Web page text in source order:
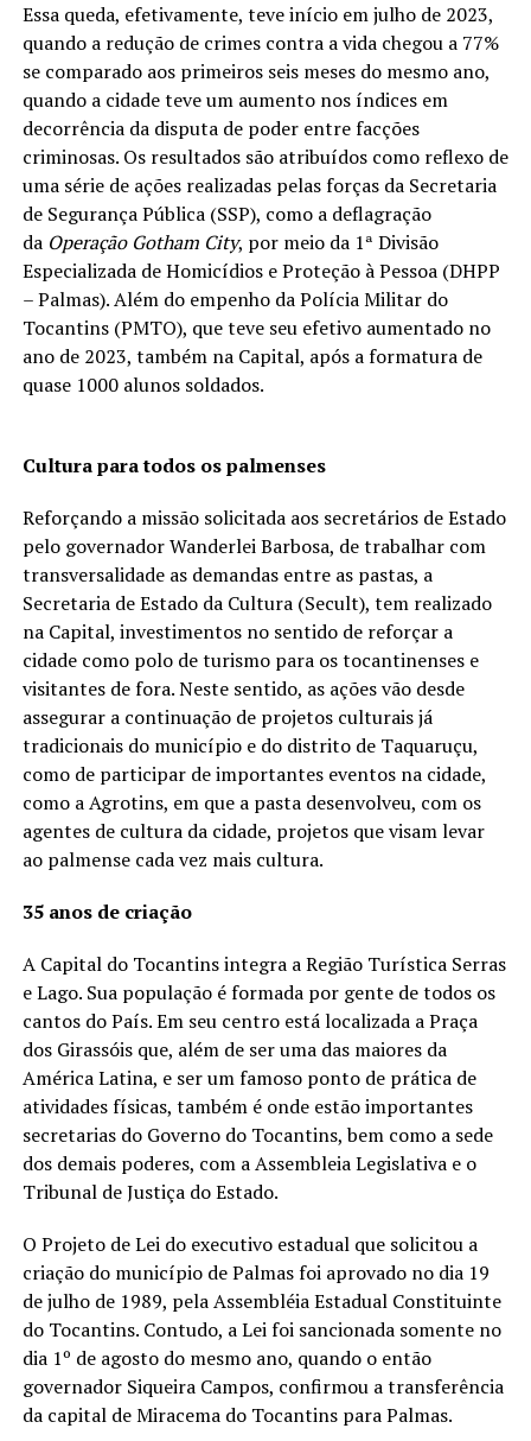
Essa queda, efetivamente, teve início em julho de 2023,
quando a redução de crimes contra a vida chegou a 77%
se comparado aos primeiros seis meses do mesmo ano,
quando a cidade teve um aumento nos índices em
decorrência da disputa de poder entre facções
criminosas. Os resultados são atribuídos como reflexo de
uma série de ações realizadas pelas forças da Secretaria
de Segurança Pública (SSP), como a deflagração
da Operação Gotham City, por meio da 1ª Divisão
Especializada de Homicídios e Proteção à Pessoa (DHPP
– Palmas). Além do empenho da Polícia Militar do
Tocantins (PMTO), que teve seu efetivo aumentado no
ano de 2023, também na Capital, após a formatura de
quase 1000 alunos soldados.
Cultura para todos os palmenses
Reforçando a missão solicitada aos secretários de Estado
pelo governador Wanderlei Barbosa, de trabalhar com
transversalidade as demandas entre as pastas, a
Secretaria de Estado da Cultura (Secult), tem realizado
na Capital, investimentos no sentido de reforçar a
cidade como polo de turismo para os tocantinenses e
visitantes de fora. Neste sentido, as ações vão desde
assegurar a continuação de projetos culturais já
tradicionais do município e do distrito de Taquaruçu,
como de participar de importantes eventos na cidade,
como a Agrotins, em que a pasta desenvolveu, com os
agentes de cultura da cidade, projetos que visam levar
ao palmense cada vez mais cultura.
35 anos de criação
A Capital do Tocantins integra a Região Turística Serras
e Lago. Sua população é formada por gente de todos os
cantos do País. Em seu centro está localizada a Praça
dos Girassóis que, além de ser uma das maiores da
América Latina, e ser um famoso ponto de prática de
atividades físicas, também é onde estão importantes
secretarias do Governo do Tocantins, bem como a sede
dos demais poderes, com a Assembleia Legislativa e o
Tribunal de Justiça do Estado.
O Projeto de Lei do executivo estadual que solicitou a
criação do município de Palmas foi aprovado no dia 19
de julho de 1989, pela Assembléia Estadual Constituinte
do Tocantins. Contudo, a Lei foi sancionada somente no
dia 1º de agosto do mesmo ano, quando o então
governador Siqueira Campos, confirmou a transferência
da capital de Miracema do Tocantins para Palmas.